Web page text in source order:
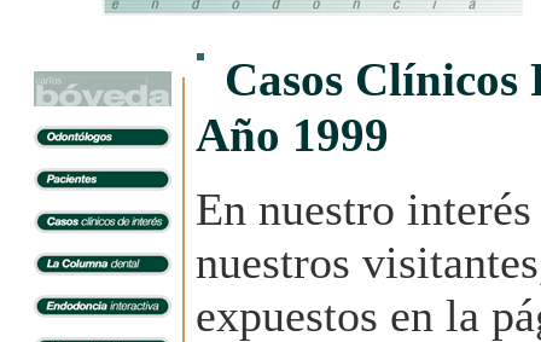
Casos
Año 1999
En nuestro
nuestros
expuestos en la